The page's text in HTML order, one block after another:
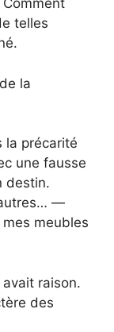
telles
la
précarité
une fausse
destin.
—
meubles
avait raison.
des